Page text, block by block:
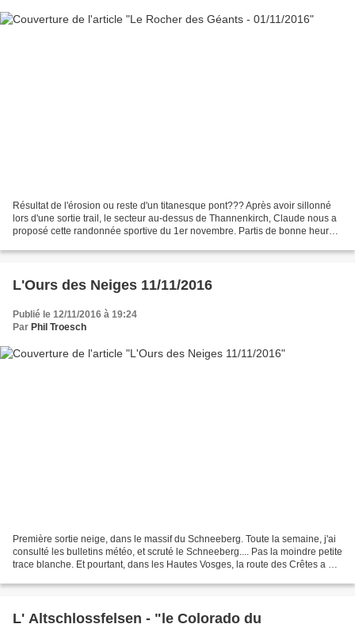
Résultat de l'érosion ou reste d'un titanesque pont??? Après avoir sillonné
lors d'une sortie trail, le secteur au-dessus de Thannenkirch, Claude nous a
proposé cette randonnée sportive du 1er novembre. Partis de bonne heure,
L'Ours des Neiges 11/11/2016
Publié le 12/11/2016 à 19:24
Par Phil Troesch
Première sortie neige, dans le massif du Schneeberg. Toute la semaine, j'ai
consulté les bulletins météo, et scruté le Schneeberg.... Pas la moindre petite
trace blanche. Et pourtant, dans les Hautes Vosges, la route des Crêtes a été
L' Altschlossfelsen - "le Colorado du